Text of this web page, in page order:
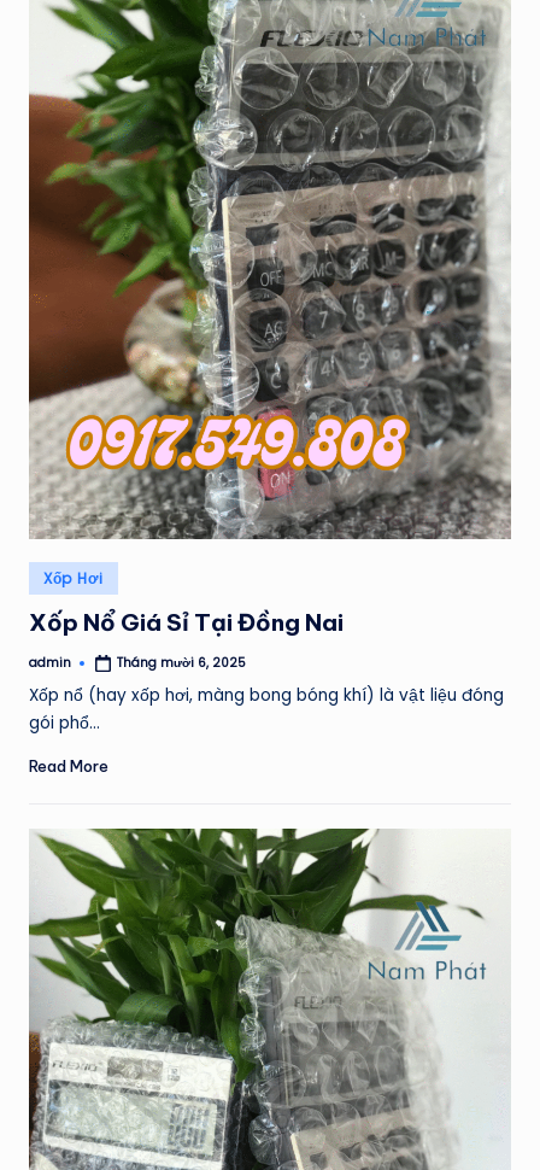
Posted
in
Xốp Hơi
Xốp Nổ Giá Sỉ Tại Đồng Nai
Posted
admin Tháng mười 6, 2025
Xốp nổ (hay xốp hơi, màng bong bóng khí) là vật liệu đóng
gói phổ…
Read More